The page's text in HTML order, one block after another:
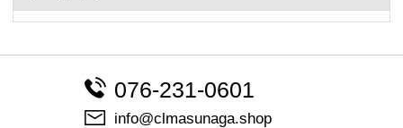
076-231-0601
info@clmasunaga.shop